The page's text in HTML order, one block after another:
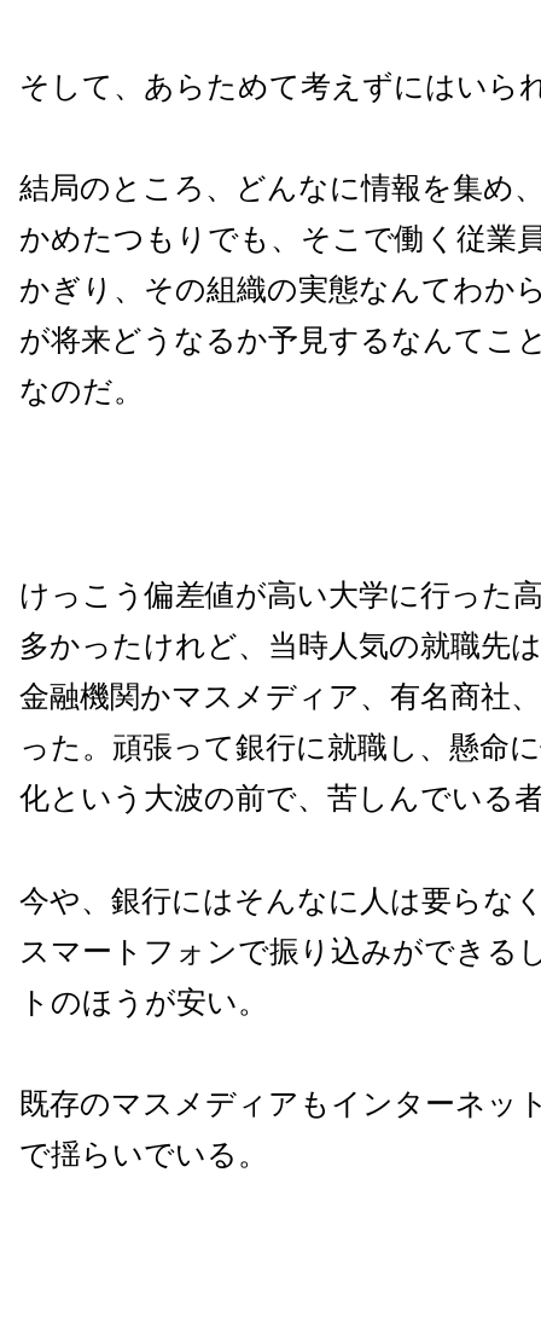
そして、あらためて考えずにはいら
結局のところ、どんなに情報を集め
かめたつもりでも、そこで働く従業
かぎり、その組織の実態なんてわか
が将来どうなるか予見するなんてこ
なのだ。
けっこう偏差値が高い大学に行った
多かったけれど、当時人気の就職先
金融機関かマスメディア、有名商社
った。頑張って銀行に就職し、懸命
化という大波の前で、苦しんでいる
今や、銀行にはそんなに人は要らな
スマートフォンで振り込みができる
トのほうが安い。
既存のマスメディアもインターネッ
で揺らいでいる。